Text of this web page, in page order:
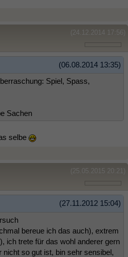
(24.12.2014 17:56)
(06.08.2014 13:35)
Spiel, Spass,
Sachen
selbe
(25.05.2015 20:21)
(27.11.2012 15:04)
bereue ich das auch), extrem
ich trete für das wohl anderer gern
so gut ist, bin sehr sensibel,